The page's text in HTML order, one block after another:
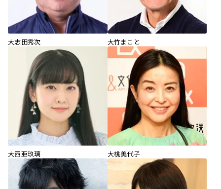
大志田秀次 大竹まこと
大西亜玖璃 大桃美代子